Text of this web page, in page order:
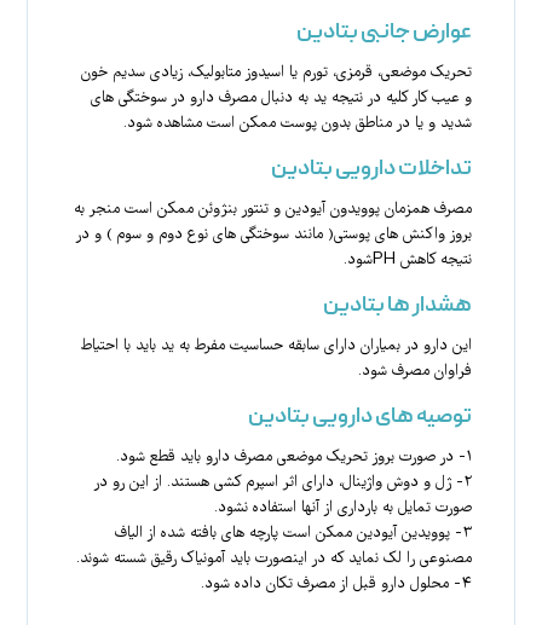
عوارض جانبی بتادین
تحریک موضعی، قرمزی، تورم یا اسیدوز متابولیک، زیادی سدیم خون
و عیب کار کلیه در نتیجه ید به دنبال مصرف دارو در سوختگی های
شدید و یا در مناطق بدون پوست ممکن است مشاهده شود.
تداخلات دارویی بتادین
مصرف همزمان پوویدون آیودین و تنتور بنژوئن ممکن است منجر به
بروز واکنش های پوستی( مانند سوختگی های نوع دوم و سوم ) و در
نتیجه کاهش PHشود.
هشدار ها بتادین
این دارو در بمیاران دارای سابقه حساسیت مفرط به ید باید با احتیاط
فراوان مصرف شود.
توصیه های دارویی بتادین
۱- در صورت بروز تحریک موضعی مصرف دارو باید قطع شود.
۲- ژل و دوش واژینال، دارای اثر اسپرم کشی هستند. از این رو در
صورت تمایل به بارداری از آنها استفاده نشود.
۳- پوویدین آیودین ممکن است پارچه های بافته شده از الیاف
مصنوعی را لک نماید که در اینصورت باید آمونیاک رقیق شسته شوند.
۴- محلول دارو قبل از مصرف تکان داده شود.